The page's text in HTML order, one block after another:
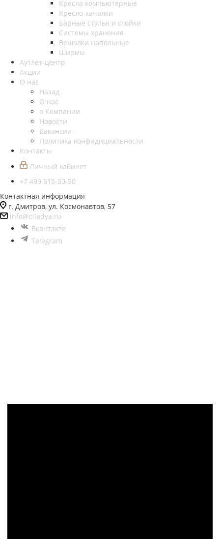
Кресла компьютерные
Кресло-качалки
Барные стулья и стойки
Системы хранения
Вешалки напольные
Ширмы
Аутлет-центр
Акции
О нас
Назад
О нас
о Компании
Новости
Вакансии
Политика конфидициальности
Контакты
Личный кабинет
+7 499 515-50-50
Контактная информация
г. Дмитров, ул. Космонавтов, 57
info@ciladya.ru
Вконтакте
Telegram